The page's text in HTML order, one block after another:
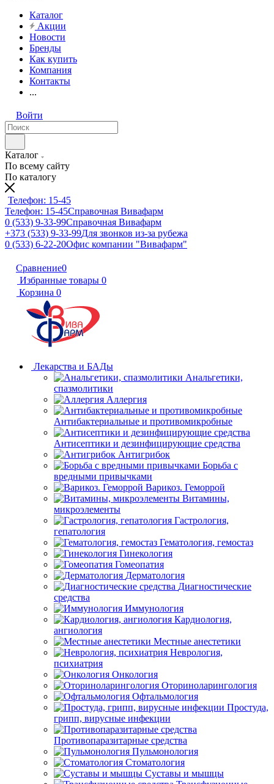
Каталог
Акции
Новости
Бренды
Как купить
Компания
Контакты
...
Войти
Каталог
По всему сайту
По каталогу
Телефон: 15-45
Телефон: 15-45Справочная Вивафарм
0 (533) 9-33-99Справочная Вивафарм
+373 (533) 9-33-99Для звонков из-за рубежа
0 (533) 6-22-20Офис компании "Вивафарм"
Сравнение0
Избранные товары 0
Корзина 0
Лекарства и БАДы
Анальгетики,
спазмолитики
Аллергия
Антибактериальные и противомикробные
Антисептики и дезинфицирующие средства
Антигрибок
Борьба с
вредными привычками
Варикоз. Геморрой
Витамины,
микроэлементы
Гастрология,
гепатология
Гематология, гемостаз
Гинекология
Гомеопатия
Дерматология
Диагностические
средства
Иммунология
Кардиология,
ангиология
Местные анестетики
Неврология,
психиатрия
Онкология
Оториноларингология
Офтальмология
Простуда,
грипп, вирусные инфекции
Противопаразитарные средства
Пульмонология
Стоматология
Суставы и мышцы